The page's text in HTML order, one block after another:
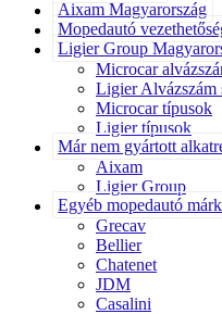
Aixam Magyarország
Mopedautó
Ligier Group
Microcar
Ligier Alvázszám
Microcar típusok
Ligier típusok
Már nem gyártott
Aixam
Ligier Group
Egyéb mopedautó
Grecav
Bellier
Chatenet
JDM
Casalini